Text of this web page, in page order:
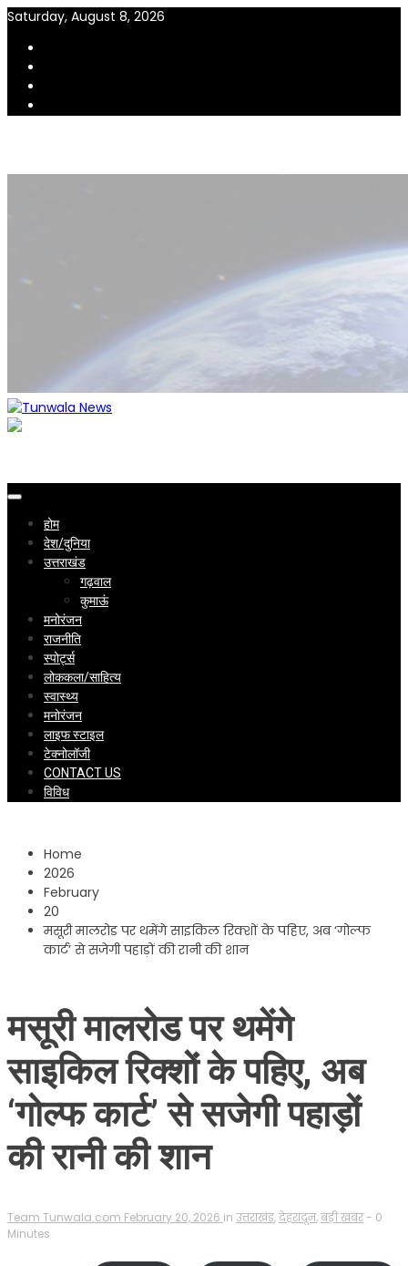
Skip
content
Saturday, August 8, 2026
News
होम
देश/दुनिया
उत्तराखंड
गढ़वाल
कुमाऊं
मनोरंजन
राजनीति
स्पोर्ट्स
लोककला/साहित्य
स्वास्थ्य
मनोरंजन
लाइफ स्टाइल
टेक्नोलॉजी
CONTACT US
विविध
Home
2026
February
20
मसूरी मालरोड पर थमेंगे साइकिल रिक्शों के पहिए, अब ‘गोल्फ
कार्ट’ से सजेगी पहाड़ों की रानी की शान
मसूरी मालरोड पर थमेंगे
साइकिल रिक्शों के पहिए, अब
‘गोल्फ कार्ट’ से सजेगी पहाड़ों
की रानी की शान
Team Tunwala.com February 20, 2026 in उत्तराखंड,देहरादून,बड़ी खबर - 0
Minutes